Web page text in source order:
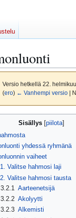
Versio hetkellä 22.
(ero) ← Vanhempi versio|
Sisällys
yhdessä ryhmänä
vaiheet
1. Valitse hahmosi laji
2. Valitse hahmosi tausta
3.2.1
Aarteenetsijä
3.2.2 Akolyytti
3.2.3 Alkemisti